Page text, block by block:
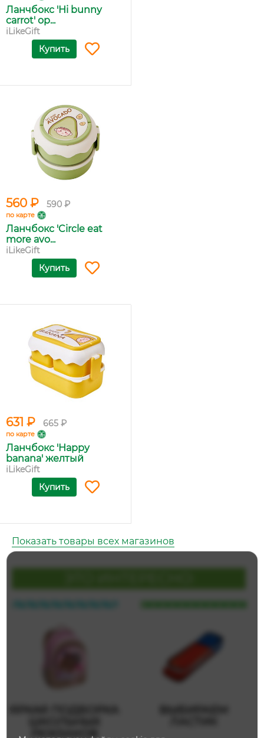
Ланчбокс 'Hi bunny
carrot' ор...
iLikeGift
Купить
560 ₽ 590 ₽
по карте
Ланчбокс 'Circle eat
more avo...
iLikeGift
Купить
631 ₽ 665 ₽
по карте
Ланчбокс 'Happy
banana' желтый
iLikeGift
Купить
Показать товары всех магазинов
РЮКЗАКОВ